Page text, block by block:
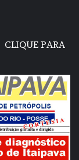
CLIQUE PARA